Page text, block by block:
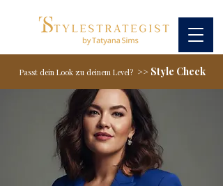
Passt dein Look zu deinem Level? >> Style Check